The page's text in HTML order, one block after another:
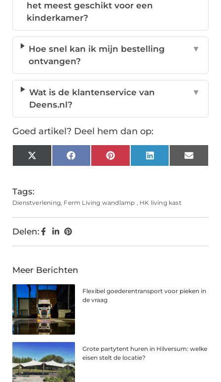
het meest geschikt voor een
kinderkamer?
Hoe snel kan ik mijn bestelling
ontvangen?
▼
Wat is de klantenservice van
Deens.nl?
▼
Goed artikel? Deel hem dan op:
X
(Twitter)
FacebookPinterestLinkedInEmail
Tags:
Dienstverlening, Ferm Living wandlamp , HK living kast
Delen:
Meer Berichten
Flexibel goederentransport voor pieken in
de vraag
Grote partytent huren in Hilversum: welke
eisen stelt de locatie?